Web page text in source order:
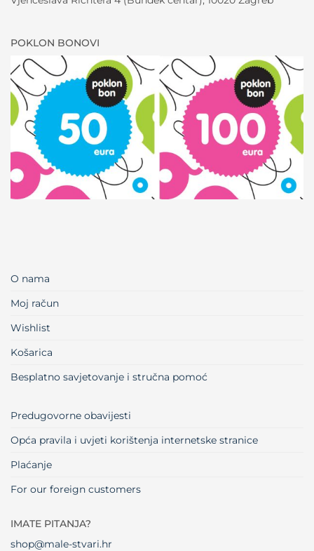
POKLON BONOVI
O nama
Moj račun
Wishlist
Košarica
Besplatno savjetovanje i stručna pomoć
Predugovorne obavijesti
Opća pravila i uvjeti korištenja internetske stranice
Plaćanje
For our foreign customers
IMATE PITANJA?
shop@male-stvari.hr